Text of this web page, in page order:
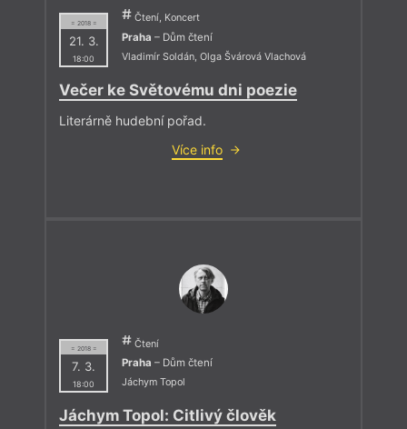
= 2018 =
21. 3.
18:00
Čtení, Koncert
Praha – Dům čtení
Vladimír Soldán, Olga Švárová Vlachová
Večer ke Světovému dni poezie
Literárně hudební pořad.
Více info
= 2018 =
7. 3.
18:00
Čtení
Praha – Dům čtení
Jáchym Topol
Jáchym Topol: Citlivý člověk